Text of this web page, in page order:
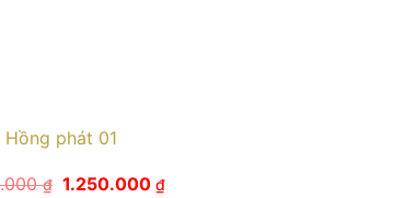
Hồng phát 01
₫ Giá
1.250.000₫Giá